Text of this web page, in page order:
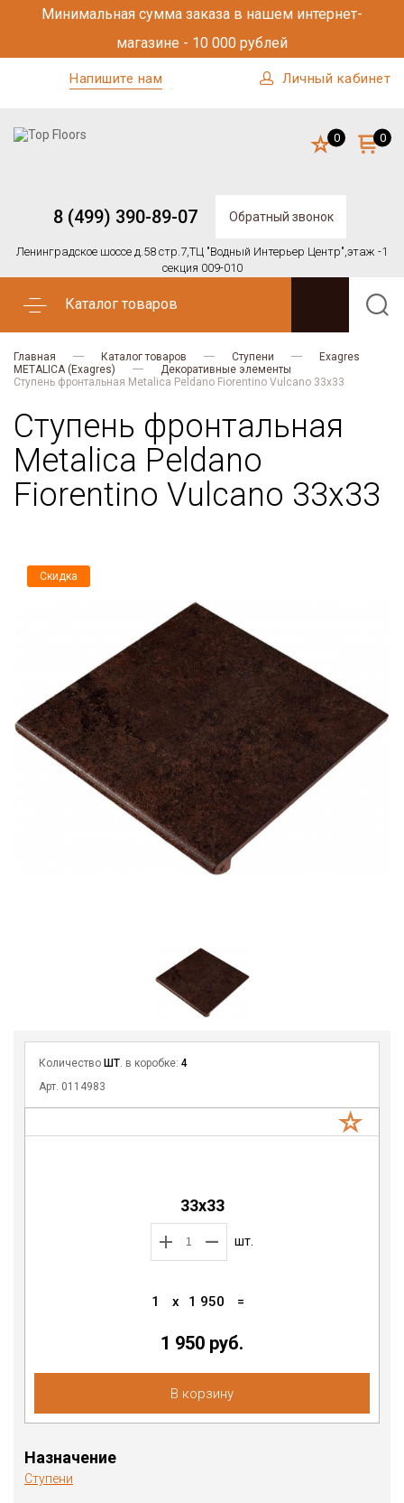
Минимальная сумма заказа в нашем интернет-
магазине - 10 000 рублей
Напишите нам Личный кабинет
8 (499) 390-89-07 Обратный звонок
Ленинградское шоссе д.58 стр.7,ТЦ "Водный Интерьер Центр",этаж -1
секция 009-010
0 0
Каталог товаров
Главная Каталог товаров Ступени
Exagres
METALICA (Exagres)
Декоративные элементы
Ступень фронтальная Metalica Peldano Fiorentino Vulcano 33х33
Ступень фронтальная
Metalica Peldano
Fiorentino Vulcano 33х33
Скидка
Количество ШТ . в коробке: 4
Арт. 0114983
33x33
шт.
1 x 1 950 =
1 950 руб.
В корзину
Назначение
Ступени